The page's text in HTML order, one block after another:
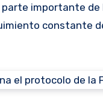
importante
constante